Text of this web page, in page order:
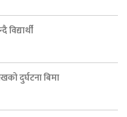
दुर्घटना बिमा